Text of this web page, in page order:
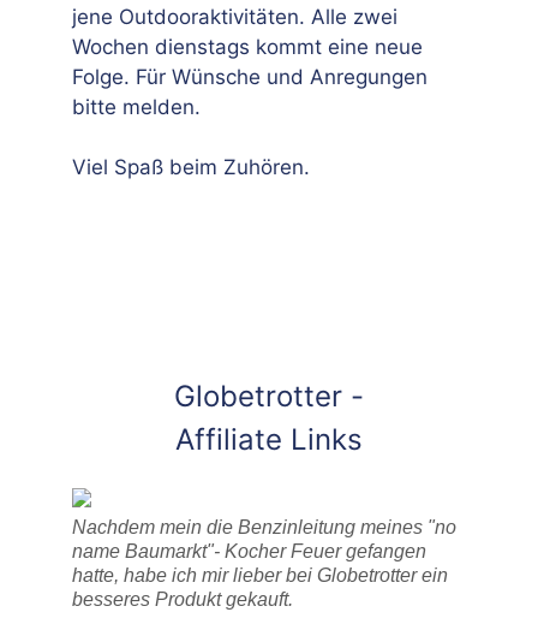
jene Outdooraktivitäten. Alle zwei
Wochen dienstags kommt eine neue
Folge. Für Wünsche und Anregungen
bitte melden.
Viel Spaß beim Zuhören.
Globetrotter -
Affiliate Links
Nachdem mein die Benzinleitung meines "no
name Baumarkt"- Kocher Feuer gefangen
hatte, habe ich mir lieber bei Globetrotter ein
besseres Produkt gekauft.